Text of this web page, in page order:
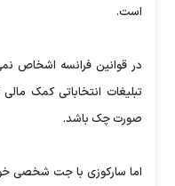
است.
صورت چک باشد.
اما سارکوزی با جت شخصی‌ خود